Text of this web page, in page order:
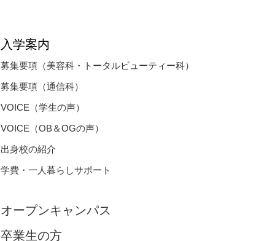
入学案内
募集要項（美容科・トータルビューティー科）
募集要項（通信科）
VOICE（学生の声）
VOICE（OB＆OGの声）
出身校の紹介
学費・一人暮らしサポート
オープンキャンパス
卒業生の方